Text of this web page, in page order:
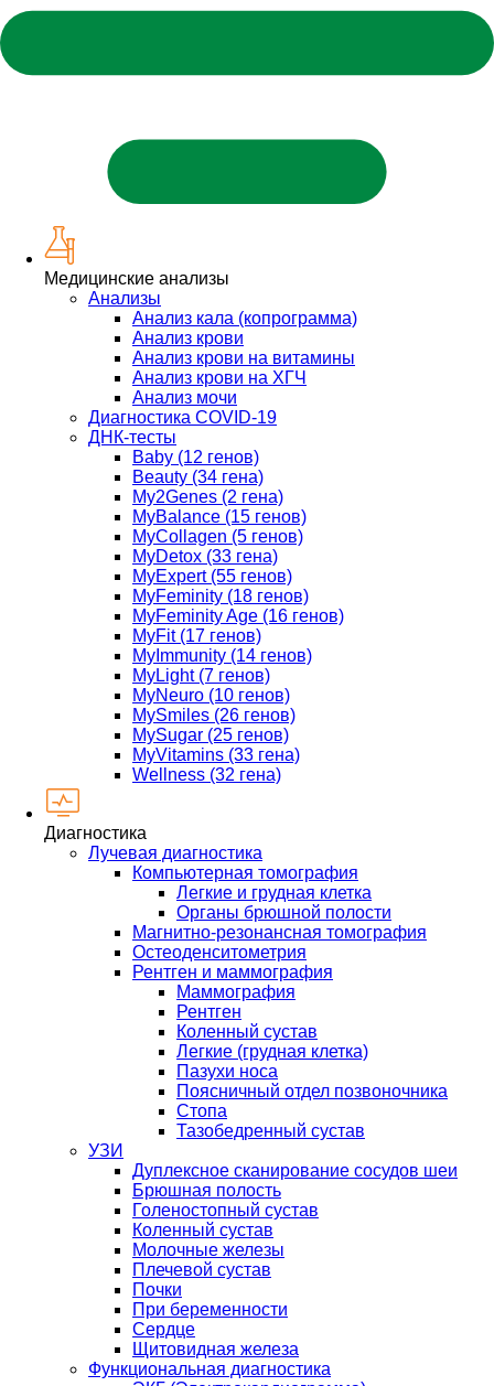
Медицинские анализы
Анализы
Анализ кала (копрограмма)
Анализ крови
Анализ крови на витамины
Анализ крови на ХГЧ
Анализ мочи
Диагностика COVID-19
ДНК-тесты
Baby (12 генов)
Beauty (34 гена)
My2Genes (2 гена)
MyBalance (15 генов)
MyCollagen (5 генов)
MyDetox (33 гена)
MyExpert (55 генов)
MyFeminity (18 генов)
MyFeminity Age (16 генов)
MyFit (17 генов)
MyImmunity (14 генов)
MyLight (7 генов)
MyNeuro (10 генов)
MySmiles (26 генов)
MySugar (25 генов)
MyVitamins (33 гена)
Wellness (32 гена)
Диагностика
Лучевая диагностика
Компьютерная томография
Легкие и грудная клетка
Органы брюшной полости
Магнитно-резонансная томография
Остеоденситометрия
Рентген и маммография
Маммография
Рентген
Коленный сустав
Легкие (грудная клетка)
Пазухи носа
Поясничный отдел позвоночника
Стопа
Тазобедренный сустав
УЗИ
Дуплексное сканирование сосудов шеи
Брюшная полость
Голеностопный сустав
Коленный сустав
Молочные железы
Плечевой сустав
Почки
При беременности
Сердце
Щитовидная железа
Функциональная диагностика